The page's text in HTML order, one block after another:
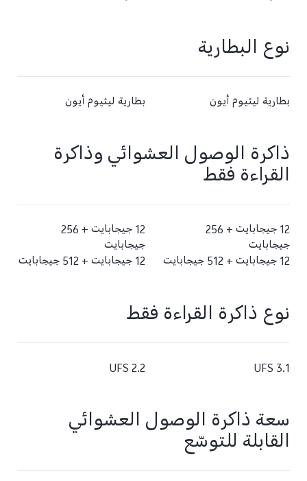
نوع البطارية
بطارية ليثيوم أيون بطارية ليثيوم أيون
ذاكرة الوصول العشوائي وذاكرة
القراءة فقط
12 جيجابايت + 256
جيجابايت
12 جيجابايت +‏ 512 جيجابايت
12 جيجابايت + 256
جيجابايت
12 جيجابايت + 512 جيجابايت
نوع ذاكرة القراءة فقط
UFS 3.1
UFS 2.2
سعة ذاكرة الوصول العشوائي
القابلة للتوسّع